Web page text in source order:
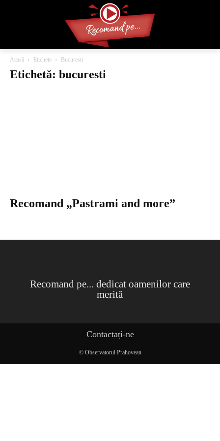
Acasă Etichete Bucuresti
Etichetă: bucuresti
Recomand „Pastrami and more”
Recomand pe... dedicat oamenilor care
merită
Contactați-ne
© Observatorul Prahovean